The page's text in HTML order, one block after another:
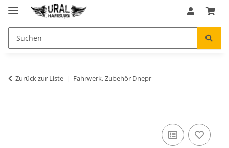
Zurück zur Liste Fahrwerk, Zubehör Dnepr